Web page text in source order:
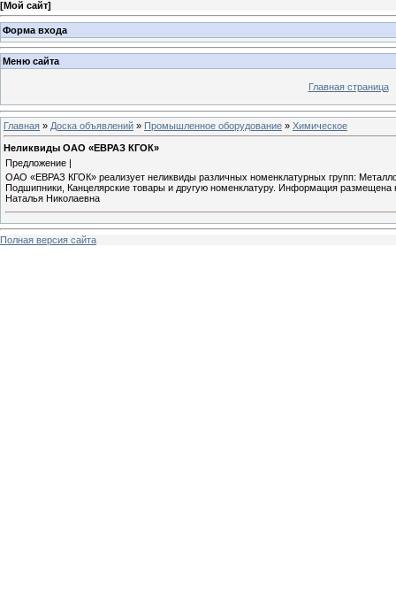
[Мой сайт]
Форма входа
Меню сайта
Главная страница
Главная » Доска объявлений » Промышленное оборудование » Химическое
Неликвиды ОАО «ЕВРАЗ КГОК»
Предложение |
ОАО «ЕВРАЗ КГОК» реализует неликвиды различных номенклатурных групп:
Подшипники, Канцелярские товары и другую номенклатуру. Информация
Наталья Николаевна
Полная версия сайта